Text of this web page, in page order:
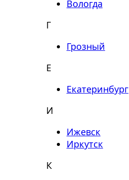
Вологда
Г
Грозный
Е
Екатеринбург
И
Ижевск
Иркутск
К